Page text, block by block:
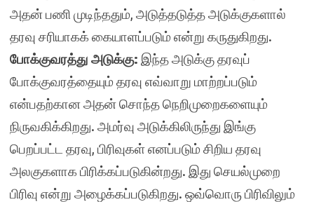
அதன் பணி முடிந்ததும், அடுத்தடுத்த அடுக்குகளால்
தரவு சரியாகக் கையாளப்படும் என்று கருதுகிறது.
போக்குவரத்து அடுக்கு: இந்த அடுக்கு தரவுப்
போக்குவரத்தையும் தரவு எவ்வாறு மாற்றப்படும்
என்பதற்கான அதன் சொந்த நெறிமுறைகளையும்
நிருவகிக்கிறது. அமர்வு அடுக்கிலிருந்து இங்கு
பெறப்பட்ட தரவு, பிரிவுகள் எனப்படும் சிறிய தரவு
அலகுகளாக பிரிக்கப்படுகின்றது. இது செயல்முறை
பிரிவு என்று அழைக்கப்படுகிறது. ஒவ்வொரு பிரிவிலும்